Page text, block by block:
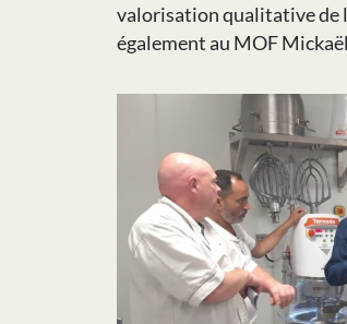
valorisation qualitative de
également au MOF